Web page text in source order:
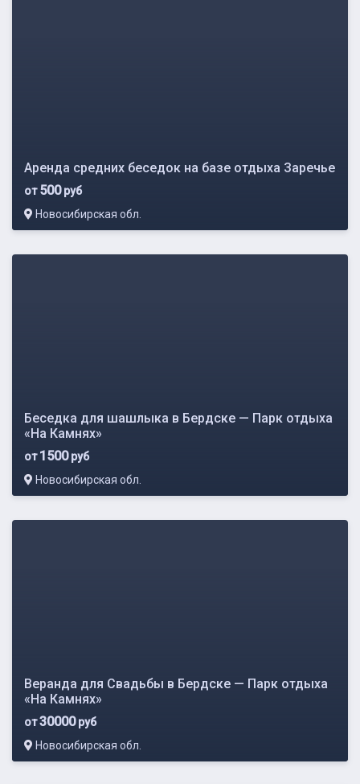
Аренда средних беседок на базе отдыха Заречье
от500руб
Новосибирская обл.
Беседка для шашлыка в Бердске — Парк отдыха
«На Камнях»
от1500руб
Новосибирская обл.
Веранда для Свадьбы в Бердске — Парк отдыха
«На Камнях»
от30000руб
Новосибирская обл.